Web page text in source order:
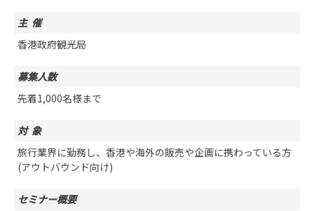
主 催
香港政府観光局
募集人数
先着1,000名様まで
対 象
旅行業界に勤務し、香港や海外の販売や企画に携わっている方
(アウトバウンド向け)
セミナー概要